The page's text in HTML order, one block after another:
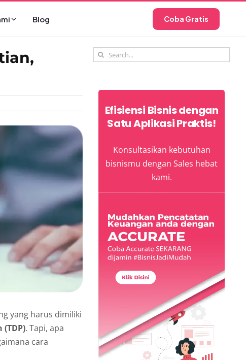
Blog Coba Gratis
yang harus dimiliki
. Tapi, apa
cara
Search
Efisiensi Bisnis dengan
Satu Aplikasi Praktis!
Konsultasikan kebutuhan
bisnismu dengan Sales hebat
kami.